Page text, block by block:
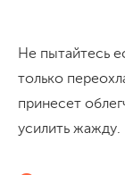
Не пытайтесь
только
принесет
усилить жажду.